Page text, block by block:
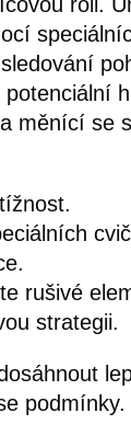
měnící se
rušivé
strategii.